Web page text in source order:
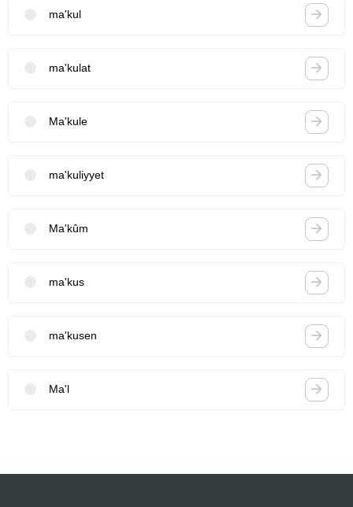
ma'kul
ma'kulat
Ma'kule
ma'kuliyyet
Ma'kûm
ma'kus
ma'kusen
Ma'l